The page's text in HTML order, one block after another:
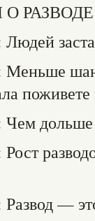
РАЗВОДЕ
поживете
дольше
—